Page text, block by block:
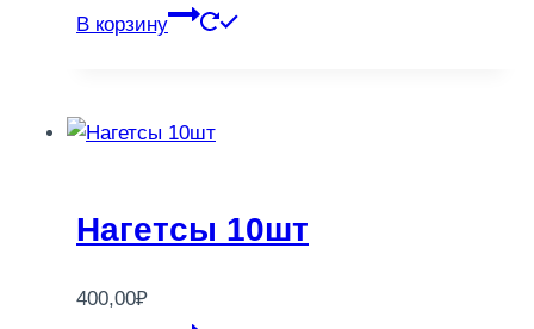
В корзину
Нагетсы 10шт
400,00₽